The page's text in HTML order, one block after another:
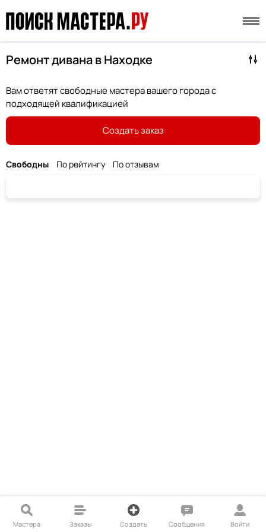
Ремонт дивана в Находке
Вам ответят свободные мастера вашего города с
подходящей квалификацией
Создать заказ
Свободны По рейтингу По отзывам
Мастера Заказы Создать Сообщения Войти